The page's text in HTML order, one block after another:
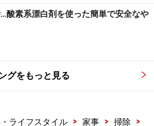
ーダ」と「重曹」の違い
酸素系漂白剤を使った簡単で安全なや
グをもっと見る
ライフスタイル > 家事 > 掃除
>